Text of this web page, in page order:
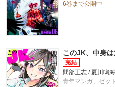
6巻まで公開中
このJK、中身
間部正志 / 夏川鳴
青年マンガ、ゼッ